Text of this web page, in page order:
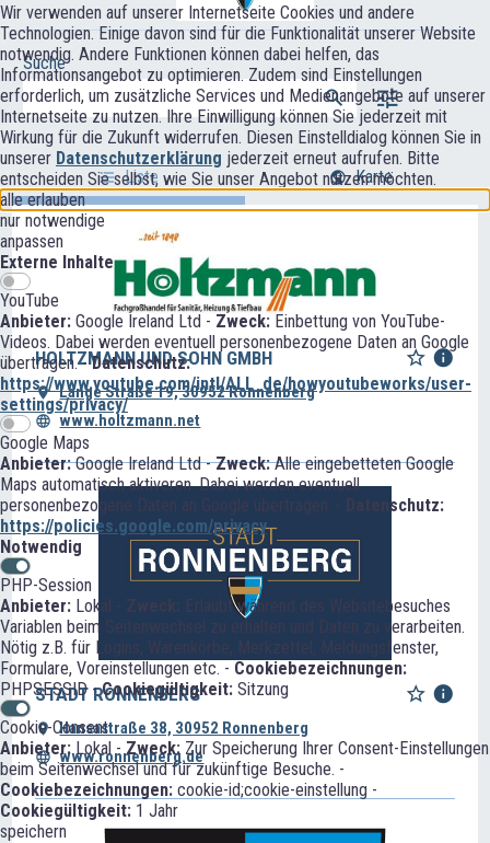
Wir verwenden auf unserer Internetseite Cookies und andere
Technologien. Einige davon sind für die Funktionalität unserer Website
notwendig. Andere Funktionen können dabei helfen, das
Informationsangebot zu optimieren. Zudem sind Einstellungen
erforderlich, um zusätzliche Services und Medienangebote auf unserer
Internetseite zu nutzen. Ihre Einwilligung können Sie jederzeit mit
Wirkung für die Zukunft widerrufen. Diesen Einstelldialog können Sie in
unserer Datenschutzerklärung jederzeit erneut aufrufen. Bitte
entscheiden Sie selbst, wie Sie unser Angebot nutzen möchten.
alle erlauben
nur notwendige
anpassen
Externe Inhalte
YouTube
Anbieter: Google Ireland Ltd - Zweck: Einbettung von YouTube-
Videos. Dabei werden eventuell personenbezogene Daten an Google
übertragen. -Datenschutz:
https://www.youtube.com/intl/ALL_de/howyoutubeworks/user-
settings/privacy/
Google Maps
Anbieter:Google Ireland Ltd -Zweck:Alle eingebetteten Google
Maps automatisch aktiveren. Dabei werden eventuell
personenbezogene Daten an Google übertragen. - Datenschutz:
https://policies.google.com/privacy
Notwendig
PHP-Session
Anbieter: Lokal - Zweck: Erlaubt während des Websitebesuches
Variablen beim Seitenwechsel zu erhalten und Daten zu verarbeiten.
Nötig z.B. für Logins, Warenkörbe, Merkzettel, Meldungsfenster,
Formulare, Voreinstellungen etc. - Cookiebezeichnungen:
PHPSESSID -Cookiegültigkeit: Sitzung
Cookie-Consent
Anbieter: Lokal - Zweck: Zur Speicherung Ihrer Consent-Einstellungen
beim Seitenwechsel und für zukünftige Besuche. -
Cookiebezeichnungen: cookie-id;cookie-einstellung -
Cookiegültigkeit: 1 Jahr
speichern
Suche
Liste
HOLTZMANN UND SOHN GMBH
Lange Straße 19, 30952 Ronnenberg
www.holtzmann.net
STADT RONNENBERG
Hansastraße 38, 30952 Ronnenberg
www.ronnenberg.de
Karte